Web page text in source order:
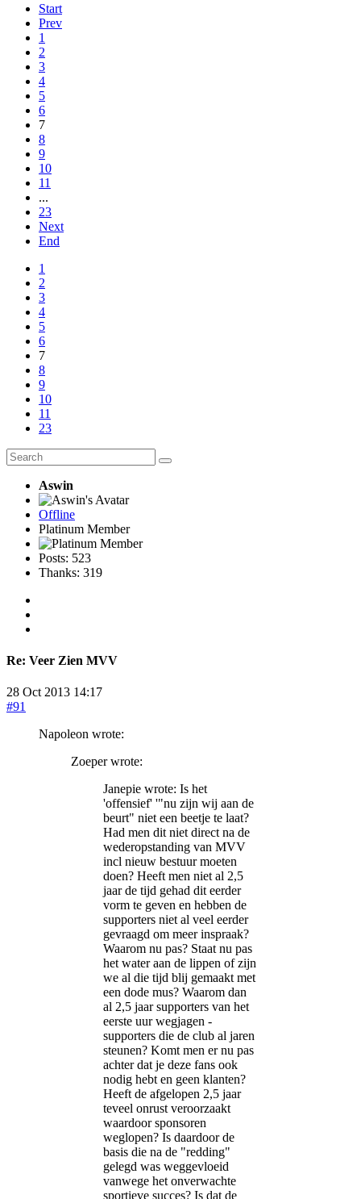
Start
Prev
1
2
3
4
5
6
7
8
9
10
11
...
23
Next
End
1
2
3
4
5
6
7
8
9
10
11
23
Aswin
Offline
Platinum Member
Posts: 523
Thanks: 319
Re: Veer Zien MVV
28 Oct 2013 14:17
#91
Napoleon wrote:
Zoeper wrote:
Janepie wrote: Is het
'offensief' '"nu zijn wij aan de
beurt" niet een beetje te laat?
Had men dit niet direct na de
wederopstanding van MVV
incl nieuw bestuur moeten
doen? Heeft men niet al 2,5
jaar de tijd gehad dit eerder
vorm te geven en hebben de
supporters niet al veel eerder
gevraagd om meer inspraak?
Waarom nu pas? Staat nu pas
het water aan de lippen of zijn
we al die tijd blij gemaakt met
een dode mus? Waarom dan
al 2,5 jaar supporters van het
eerste uur wegjagen -
supporters die de club al jaren
steunen? Komt men er nu pas
achter dat je deze fans ook
nodig hebt en geen klanten?
Heeft de afgelopen 2,5 jaar
teveel onrust veroorzaakt
waardoor sponsoren
weglopen? Is daardoor de
basis die na de "redding"
gelegd was weggevloeid
vanwege het onverwachte
sportieve succes? Is dat de